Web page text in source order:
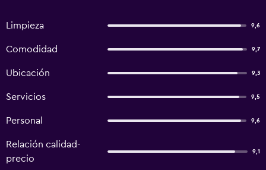
Limpieza 9,6
Comodidad 9,7
Ubicación 9,3
Servicios 9,5
Personal 9,6
Relación calidad-
precio
9,1